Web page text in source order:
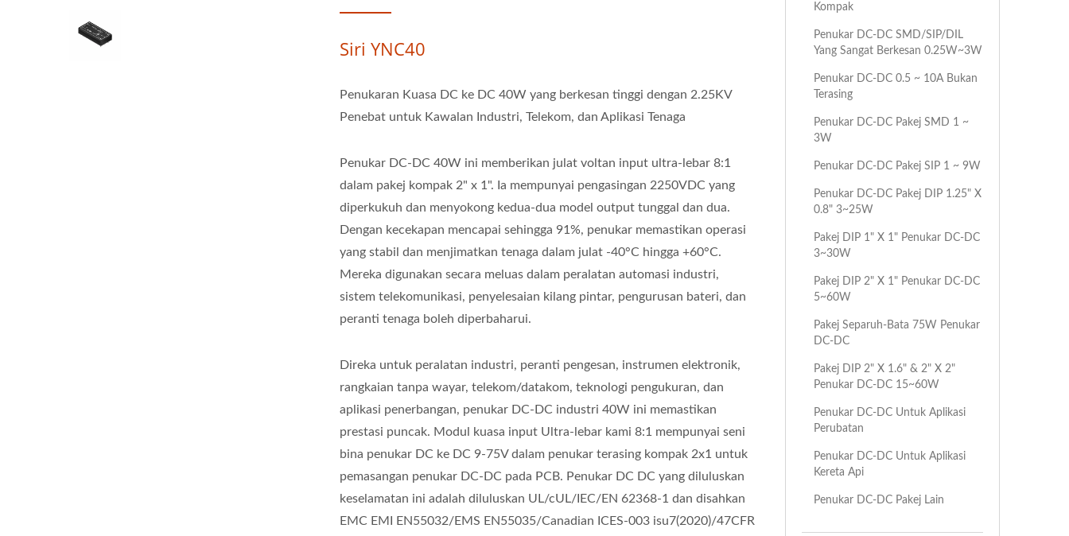
Siri YNC40
Penukaran Kuasa DC ke DC 40W yang berkesan tinggi dengan 2.25KV
Penebat untuk Kawalan Industri, Telekom, dan Aplikasi Tenaga
Penukar DC-DC 40W ini memberikan julat voltan input ultra-lebar 8:1
dalam pakej kompak 2" x 1". Ia mempunyai pengasingan 2250VDC yang
diperkukuh dan menyokong kedua-dua model output tunggal dan dua.
Dengan kecekapan mencapai sehingga 91%, penukar memastikan operasi
yang stabil dan menjimatkan tenaga dalam julat -40°C hingga +60°C.
Mereka digunakan secara meluas dalam peralatan automasi industri,
sistem telekomunikasi, penyelesaian kilang pintar, pengurusan bateri, dan
peranti tenaga boleh diperbaharui.
Direka untuk peralatan industri, peranti pengesan, instrumen elektronik,
rangkaian tanpa wayar, telekom/datakom, teknologi pengukuran, dan
aplikasi penerbangan, penukar DC-DC industri 40W ini memastikan
prestasi puncak. Modul kuasa input Ultra-lebar kami 8:1 mempunyai seni
bina penukar DC ke DC 9-75V dalam penukar terasing kompak 2x1 untuk
pemasangan penukar DC-DC pada PCB. Penukar DC DC yang diluluskan
keselamatan ini adalah diluluskan UL/cUL/IEC/EN 62368-1 dan disahkan
EMC EMI EN55032/EMS EN55035/Canadian ICES-003 isu7(2020)/47CFR
Kompak
Penukar DC-DC SMD/SIP/DIL
Yang Sangat Berkesan 0.25W~3W
Penukar DC-DC 0.5 ~ 10A Bukan
Terasing
Penukar DC-DC Pakej SMD 1 ~
3W
Penukar DC-DC Pakej SIP 1 ~ 9W
Penukar DC-DC Pakej DIP 1.25" X
0.8" 3~25W
Pakej DIP 1" X 1" Penukar DC-DC
3~30W
Pakej DIP 2" X 1" Penukar DC-DC
5~60W
Pakej Separuh-Bata 75W Penukar
DC-DC
Pakej DIP 2" X 1.6" & 2" X 2"
Penukar DC-DC 15~60W
Penukar DC-DC Untuk Aplikasi
Perubatan
Penukar DC-DC Untuk Aplikasi
Kereta Api
Penukar DC-DC Pakej Lain